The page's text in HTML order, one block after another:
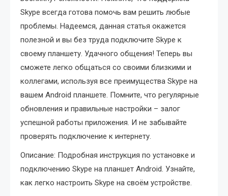
Skype всегда готова помочь вам решить любые
проблемы. Надеемся, данная статья окажется
полезной и вы без труда подключите Skype к
своему планшету. Удачного общения! Теперь вы
сможете легко общаться со своими близкими и
коллегами, используя все преимущества Skype на
вашем Android планшете. Помните, что регулярные
обновления и правильные настройки – залог
успешной работы приложения. И не забывайте
проверять подключение к интернету.
Описание: Подробная инструкция по установке и
подключению Skype на планшет Android. Узнайте,
как легко настроить Skype на своём устройстве.